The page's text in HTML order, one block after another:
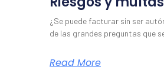
¿Se puede facturar sin ser
de las grandes preguntas que
Read More